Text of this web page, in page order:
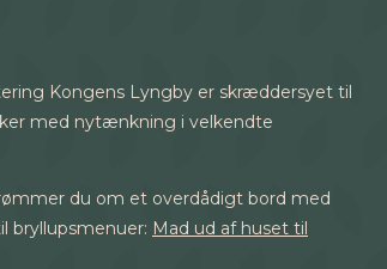
Kongens Lyngby er skræddersyet til
med nytænkning i velkendte
du om et overdådigt bord med
bryllupsmenuer: Mad ud af huset til